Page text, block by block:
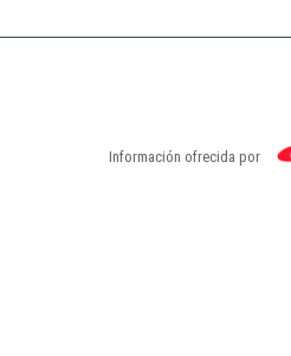
Información ofrecida por